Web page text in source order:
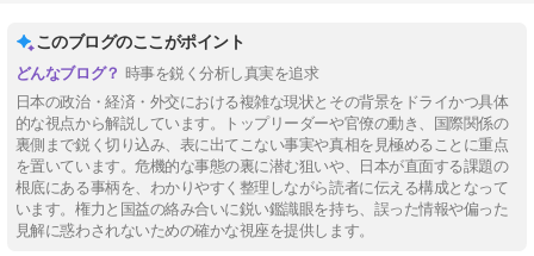
このブログのここがポイント
時事を鋭く分析し真実を追求
日本の政治・経済・外交における複雑な現状とその背景をドライかつ具体
的な視点から解説しています。トップリーダーや官僚の動き、国際関係の
裏側まで鋭く切り込み、表に出てこない事実や真相を見極めることに重点
を置いています。危機的な事態の裏に潜む狙いや、日本が直面する課題の
根底にある事柄を、わかりやすく整理しながら読者に伝える構成となって
います。権力と国益の絡み合いに鋭い鑑識眼を持ち、誤った情報や偏った
見解に惑わされないための確かな視座を提供します。